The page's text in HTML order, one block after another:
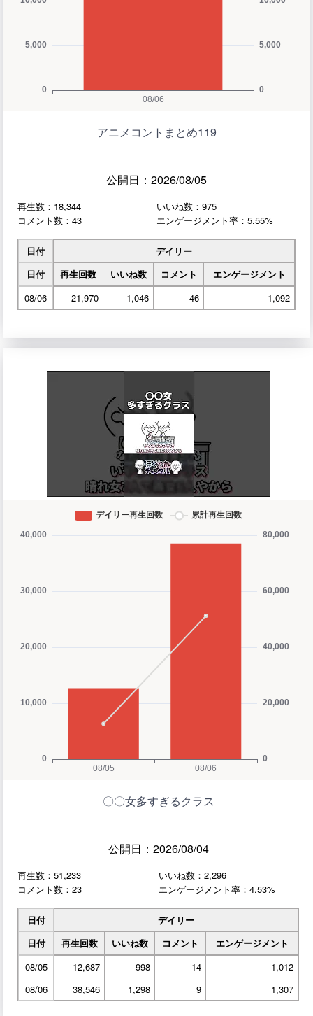
アニメコントまとめ119
公開日：2026/08/05
再生数：18,344
いいね数：975
コメント数：43
エンゲージメント率：5.55%
日付
デイリー
日付
再生回数 いいね数 コメント
エンゲージメント
08/06
21,970 1,046 46 1,092
〇〇女多すぎるクラス
公開日：2026/08/04
再生数：51,233
いいね数：2,296
コメント数：23
エンゲージメント率：4.53%
日付
デイリー
日付
再生回数 いいね数 コメント
エンゲージメント
08/05
12,687 998 14
1,012
08/06
38,546 1,298 9 1,307